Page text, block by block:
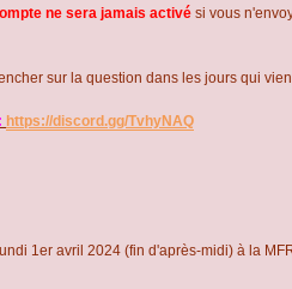
ne sera jamais activé si vous
sur la question dans les jours qui
https://discord.gg/TvhyNAQ
1er avril 2024 (fin d'après-midi) à la